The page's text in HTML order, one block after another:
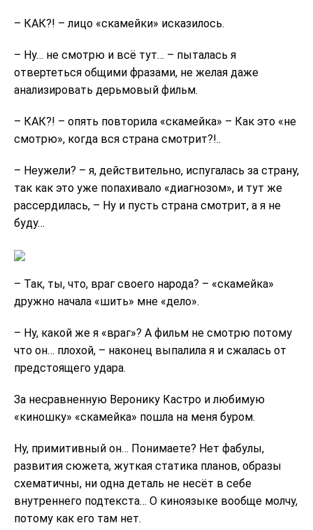
– КАК?! – лицо «скамейки» исказилось.
– Ну… не смотрю и всё тут… – пыталась я
отвертеться общими фразами, не желая даже
анализировать дерьмовый фильм.
– КАК?! – опять повторила «скамейка» – Как это «не
смотрю», когда вся страна смотрит?!..
– Неужели? – я, действительно, испугалась за страну,
так как это уже попахивало «диагнозом», и тут же
рассердилась, – Ну и пусть страна смотрит, а я не
буду…
– Так, ты, что, враг своего народа? – «скамейка»
дружно начала «шить» мне «дело».
– Ну, какой же я «враг»? А фильм не смотрю потому
что он… плохой, – наконец выпалила я и сжалась от
предстоящего удара.
За несравненную Веронику Кастро и любимую
«киношку» «скамейка» пошла на меня буром.
Ну, примитивный он… Понимаете? Нет фабулы,
развития сюжета, жуткая статика планов, образы
схематичны, ни одна деталь не несёт в себе
внутреннего подтекста… О киноязыке вообще молчу,
потому как его там нет.